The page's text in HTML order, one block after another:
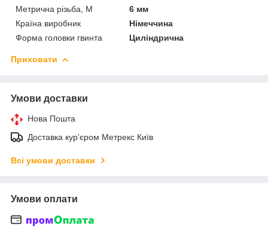
Метрична різьба, М
6 мм
Країна виробник
Німеччина
Форма головки гвинта
Циліндрична
Приховати
Умови доставки
Нова Пошта
Доставка курʼєром Метрекс Київ
Всі умови доставки
Умови оплати